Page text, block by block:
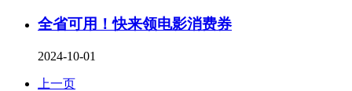
全省可用！快来领电影消费券
2024-10-01
上一页